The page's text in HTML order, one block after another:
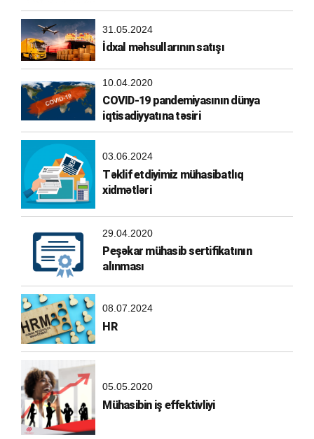
31.05.2024
İdxal məhsullarının satışı
10.04.2020
COVID-19 pandemiyasının dünya
iqtisadiyyatına təsiri
03.06.2024
Təklif etdiyimiz mühasibatlıq
xidmətləri
29.04.2020
Peşəkar mühasib sertifikatının
alınması
08.07.2024
HR
05.05.2020
Mühasibin iş effektivliyi